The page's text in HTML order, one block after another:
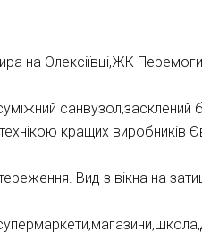
на Олексіївці,ЖК
санвузол,засклений
кращих виробників
Вид з вікна на